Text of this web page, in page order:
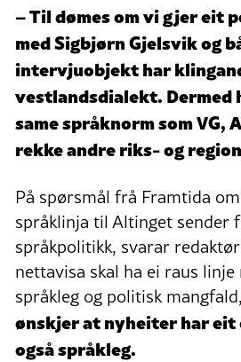
– Til dømes om vi gjer
med Sigbjørn Gjelsvik og
intervjuobjekt har
vestlandsdialekt. Dermed
same språknorm som VG,
rekke andre riks- og
På spørsmål frå Framtida
språklinja til Altinget sender
språkpolitikk, svarar
nettavisa skal ha ei raus
språkleg og politisk
ønskjer at nyheiter har
også språkleg.